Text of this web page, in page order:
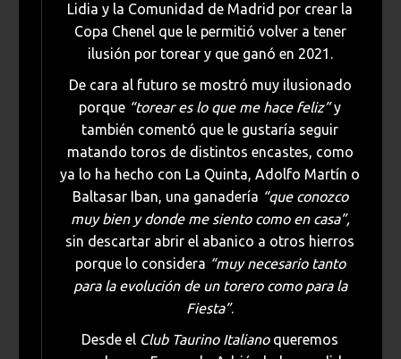
Lidia y la Comunidad de Madrid por crear la
Copa Chenel que le permitió volver a tener
ilusión por torear y que ganó en 2021.
De cara al futuro se mostró muy ilusionado
porque “torear es lo que me hace feliz”y
también comentó que le gustaría seguir
matando toros de distintos encastes, como
ya lo ha hecho con La Quinta, Adolfo Martín o
Baltasar Iban, una ganadería “que conozco
muy bien y donde me siento como en casa”,
sin descartar abrir el abanico a otros hierros
porque lo considera “muy necesario tanto
para la evolución de un torero como para la
Fiesta”.
Desde el Club Taurino Italianoqueremos